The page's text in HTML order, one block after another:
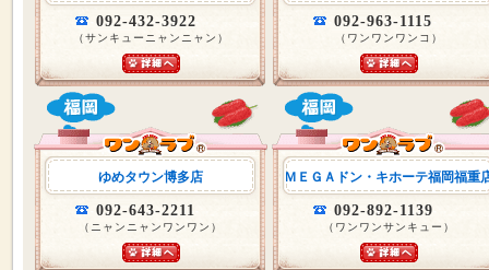
092-432-3922
（サンキューニャンニャン）
092-963-1115
（ワンワンワンコ）
ゆめタウン博多店
092-643-2211
（ニャンニャンワンワン）
ＭＥＧＡドン・キホーテ福岡福重
092-892-1139
（ワンワンサンキュー）